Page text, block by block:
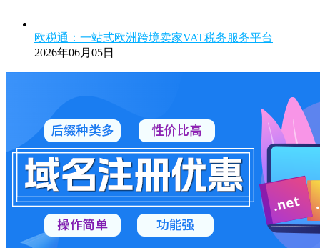
欧税通：一站式欧洲跨境卖家VAT税务服务平台
2026年06月05日